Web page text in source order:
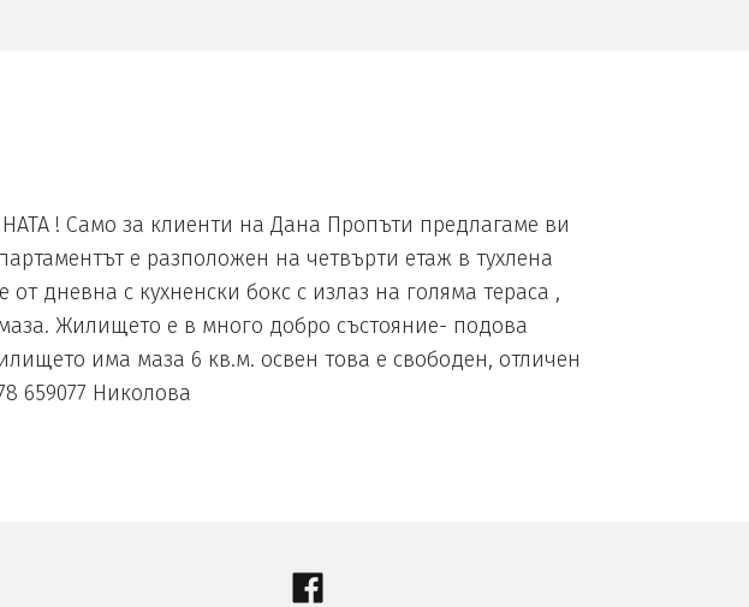
! Само за клиенти на Дана Пропъти предлагаме ви
е разположен на четвърти етаж в тухлена
дневна с кухненски бокс с излаз на голяма тераса ,
Жилището е в много добро състояние- подова
има маза 6 кв.м. освен това е свободен, отличен
659077 Николова